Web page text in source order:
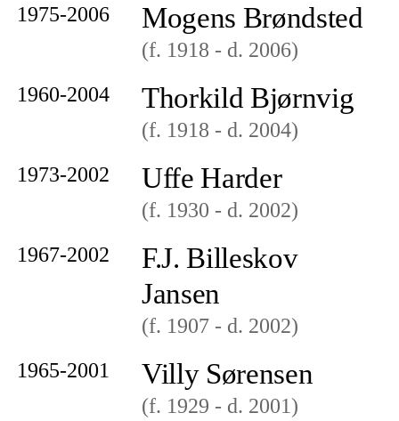
1975-2006
Mogens Brøndsted
(f. 1918 - d. 2006)
1960-2004
Thorkild Bjørnvig
(f. 1918 - d. 2004)
1973-2002
Uffe Harder
(f. 1930 - d. 2002)
1967-2002
F.J. Billeskov
Jansen
(f. 1907 - d. 2002)
1965-2001
Villy Sørensen
(f. 1929 - d. 2001)